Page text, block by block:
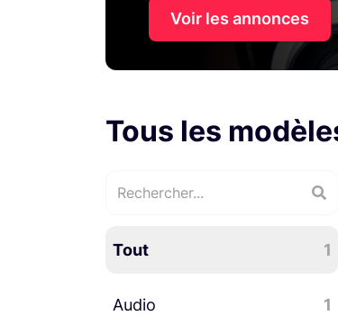
Voir les annonces
Tous les
Tout 1
Audio 1